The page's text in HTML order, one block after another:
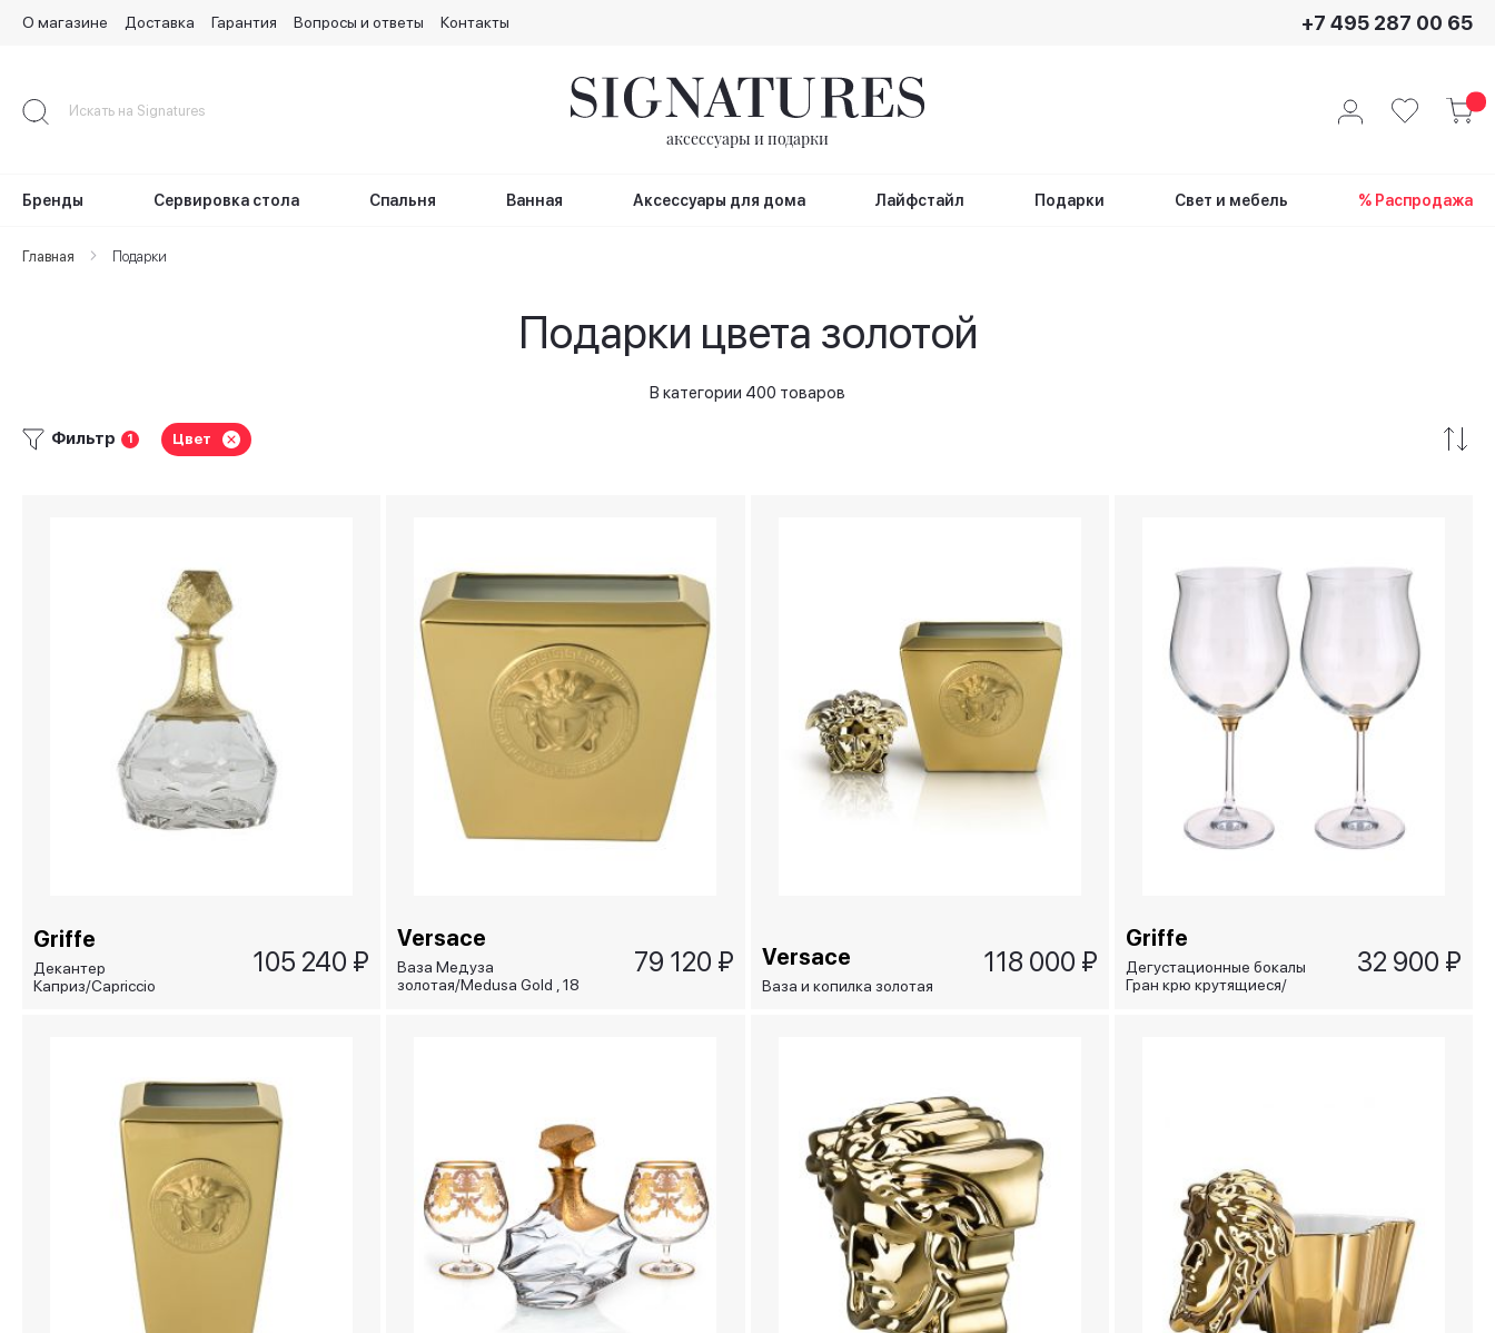
Content
О магазине Доставка Гарантия Вопросы и ответы Контакты +7 495 287 00 65
аксессуары и подарки
Бренды Сервировка стола Спальня Ванная Аксессуары для дома Лайфстайл Подарки Свет и мебель % Распродажа
Главная Подарки
Подарки цвета золотой
В категории 400 товаров
Фильтр 1 Цвет
Griffe
Декантер
Каприз/Capriccio
105 240 ₽
Versace
Ваза Медуза
золотая/Medusa Gold , 18
79 120 ₽ Versace
Ваза и копилка золотая
118 000 ₽
Griffe
Дегустационные бокалы
Гран крю крутящиеся/
32 900 ₽